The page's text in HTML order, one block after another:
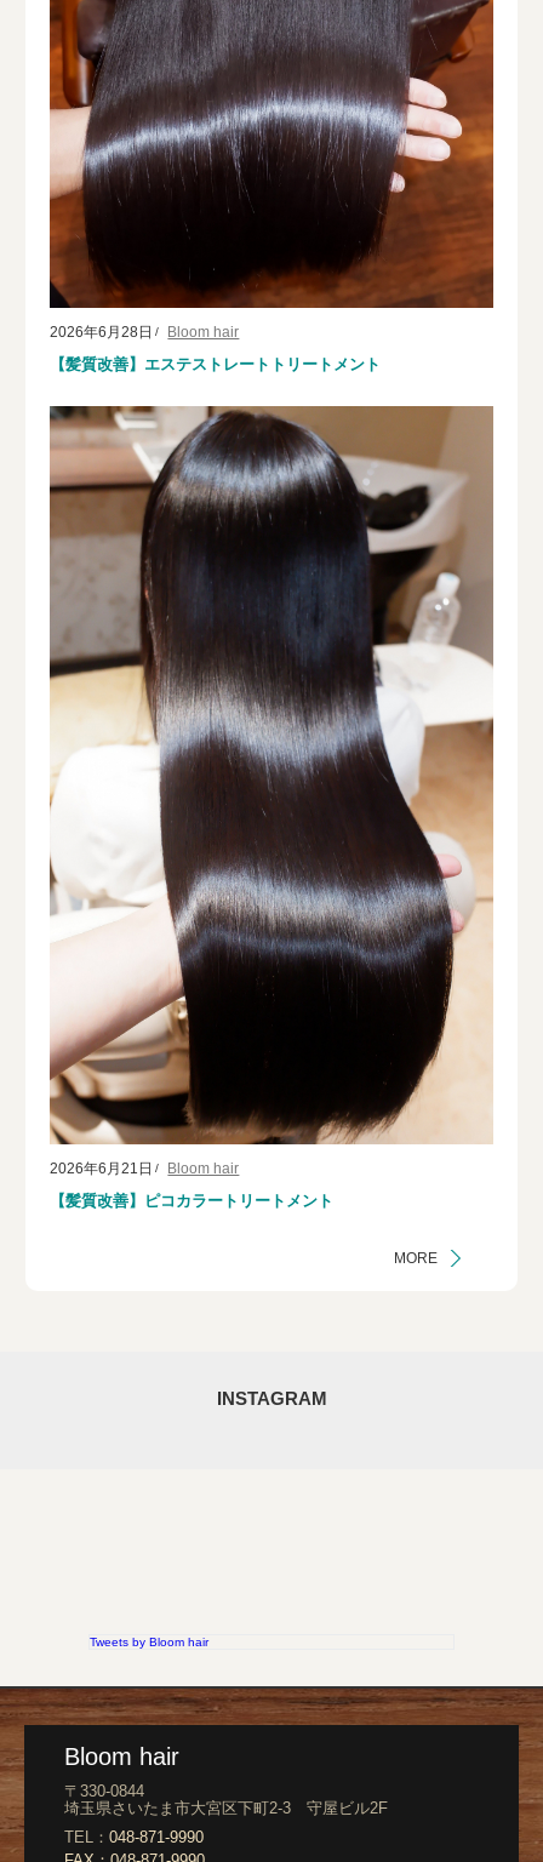
MORE
2026年6月28日 Bloom hair
【髪質改善】エステストレートトリートメント
2026年6月21日 Bloom hair
【髪質改善】ピコカラートリートメント
INSTAGRAM
Tweets by Bloom hair
Bloom hair
〒330-0844
埼玉県さいたま市大宮区下町2-3 守屋ビル2F
TEL： 048-871-9990